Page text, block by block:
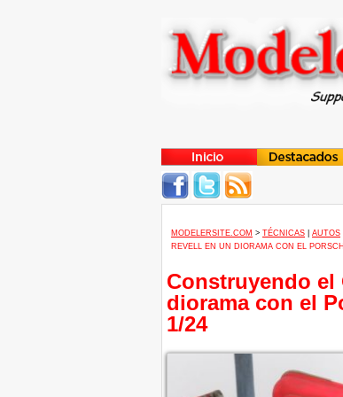
MODELERSITE.COM > TÉCNICAS AUTOS
REVELL EN UN DIORAMA CON EL
Construyendo el
diorama con el
1/24